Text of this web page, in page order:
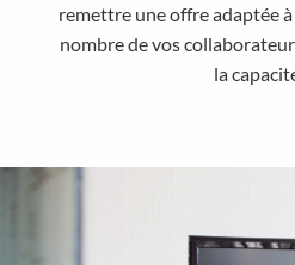
remettre une offre adaptée
nombre de vos
la